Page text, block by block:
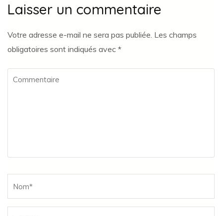
Laisser un commentaire
Votre adresse e-mail ne sera pas publiée. Les champs
obligatoires sont indiqués avec *
Commentaire